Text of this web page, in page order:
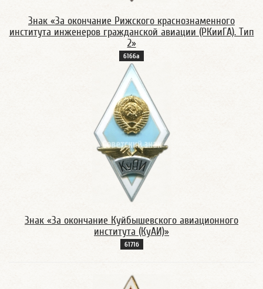
Знак «За окончание Рижского краснознаменного
института инженеров гражданской авиации (РКииГА). Тип
2»
6166а
Знак «За окончание Куйбышевского авиационного
института (КуАИ)»
6171б